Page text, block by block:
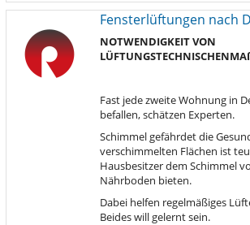
Fensterlüftungen nach
NOTWENDIGKEITVON
LÜFTUNGSTECHNISCHEN
Fast jede zweite Wohnung in
befallen, schätzen Experten.
Schimmel gefährdet die
verschimmelten Flächen ist
Hausbesitzer dem Schimmel
Nährboden bieten.
Dabei helfen regelmäßiges
Beides will gelernt sein.